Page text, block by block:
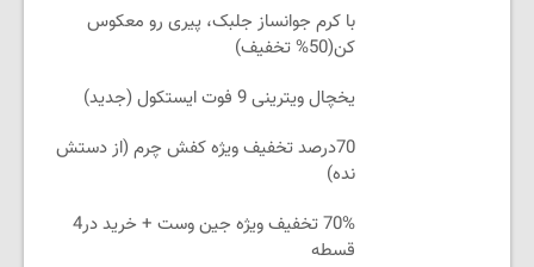
با کرم جوانساز جلبک، پیری رو معکوس
کن(50% تخفیف)
یخچال ویترینی 9 فوت ایستکول (جدید)
70درصد تخفیف ویژه کفش چرم (از دستش
نده)
70% تخفیف ویژه جین وست + خرید در4
قسطه